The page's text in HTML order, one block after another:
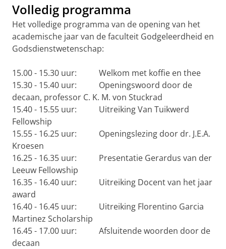
Volledig programma
Het volledige programma van de opening van het
academische jaar van de faculteit Godgeleerdheid en
Godsdienstwetenschap:
15.00 - 15.30 uur: Welkom met koffie en thee
15.30 - 15.40 uur: Openingswoord door de
decaan, professor C. K. M. von Stuckrad
15.40 - 15.55 uur: Uitreiking Van Tuikwerd
Fellowship
15.55 - 16.25 uur: Openingslezing door dr. J.E.A.
Kroesen
16.25 - 16.35 uur: Presentatie Gerardus van der
Leeuw Fellowship
16.35 - 16.40 uur: Uitreiking Docent van het jaar
award
16.40 - 16.45 uur: Uitreiking Florentino Garcia
Martinez Scholarship
16.45 - 17.00 uur: Afsluitende woorden door de
decaan